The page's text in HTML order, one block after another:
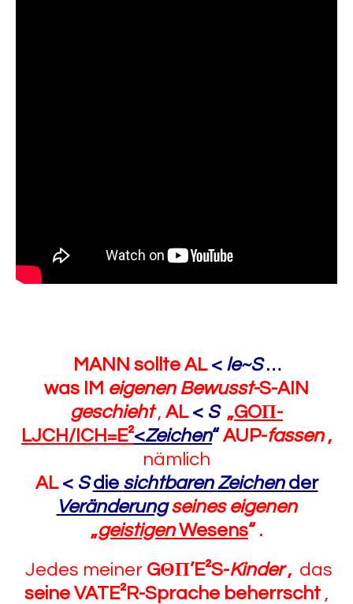
MANN sollte AL <le~S…
was IM eigenen Bewusst-S-AIN
geschieht, AL < S „GOΠ-
LJCH/ICH=E²<Zeichen“ AUP-fassen ,
nämlich
AL < S die sichtbaren Zeichender
Veränderung seines eigenen
„geistigenWesens“ .
Jedes meiner GΘΠ’E²S-Kinder,das
seine VATE²R-Sprache beherrscht ,